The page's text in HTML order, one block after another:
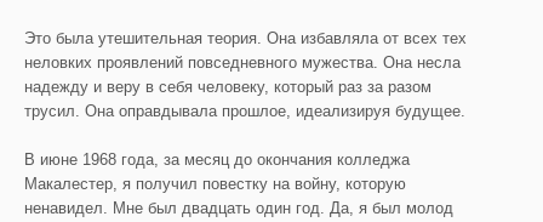
Это была утешительная теория. Она избавляла от всех тех
неловких проявлений повседневного мужества. Она несла
надежду и веру в себя человеку, который раз за разом
трусил. Она оправдывала прошлое, идеализируя будущее.
В июне 1968 года, за месяц до окончания колледжа
Макалестер, я получил повестку на войну, которую
ненавидел. Мне был двадцать один год. Да, я был молод